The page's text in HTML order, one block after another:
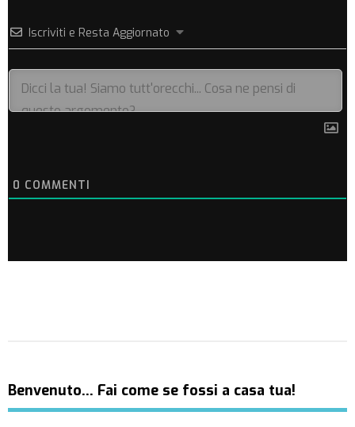
Iscriviti e Resta Aggiornato
0 COMMENTI
Benvenuto… Fai come se fossi a casa tua!